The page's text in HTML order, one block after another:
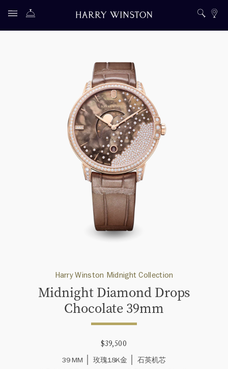
Harry Winston Midnight Collection
Midnight Diamond Drops
Chocolate 39mm
$39,500
39 MM
玫瑰18K金 石英机芯